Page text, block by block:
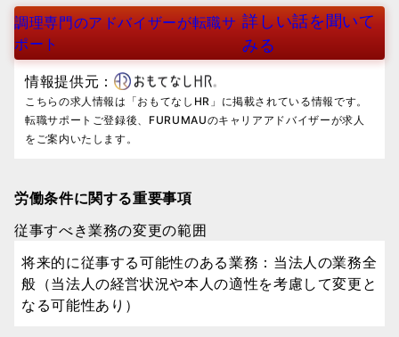
調理専門のアドバイザーが転職サ
ポート
詳しい話を聞いて
みる
情報提供元：
こちらの求人情報は「おもてなしHR」に掲載されている情報です。
転職サポートご登録後、FURUMAUのキャリアアドバイザーが求人
をご案内いたします。
労働条件に関する重要事項
従事すべき業務の変更の範囲
将来的に従事する可能性のある業務：当法人の業務全
般（当法人の経営状況や本人の適性を考慮して変更と
なる可能性あり）